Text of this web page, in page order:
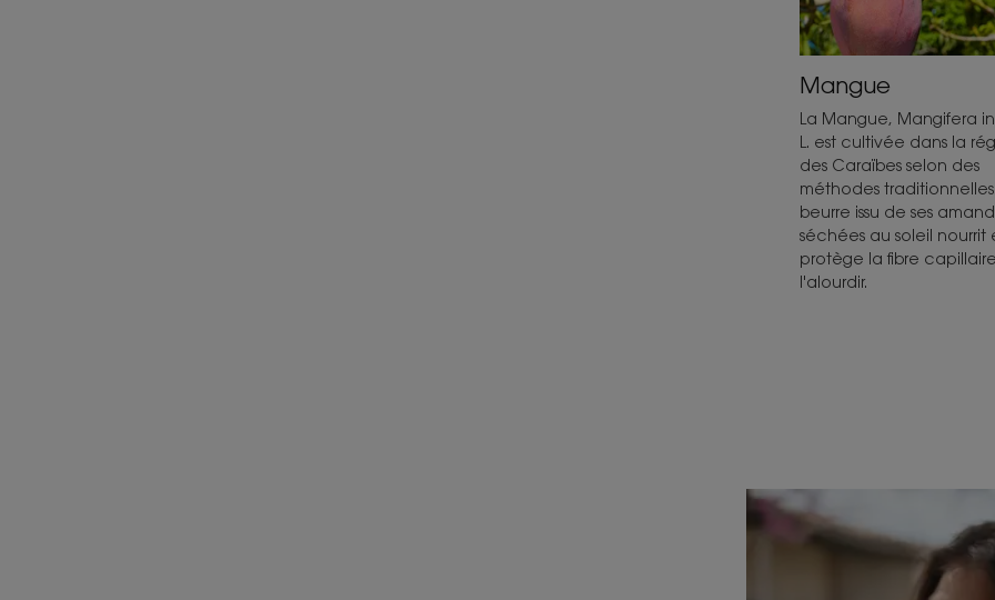
Mangue
La Mangue, Mangifera
L. est cultivée dans la
des Caraïbes selon des
méthodes
beurre issu de ses
séchées au soleil nourrit
protège la fibre
l'alourdir.